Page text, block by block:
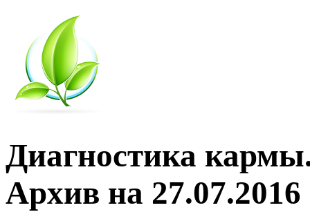
Диагностика
Архив на 27.07.2016